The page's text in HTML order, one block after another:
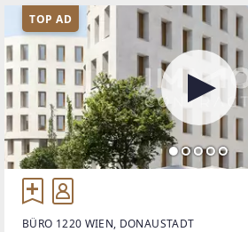
TOP AD
BÜRO 1220 WIEN, DONAUSTADT